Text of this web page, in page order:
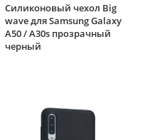
Силиконовый чехол Big
wave для Samsung Galaxy
A50 / A30s прозрачный
черный